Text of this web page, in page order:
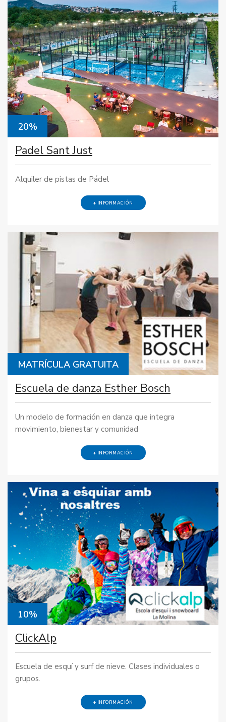
20%
Padel Sant Just
Alquiler de pistas de Pádel
+ INFORMACIÓN
MATRÍCULA GRATUITA
Escuela de danza Esther Bosch
Un modelo de formación en danza que integra
movimiento, bienestar y comunidad
+ INFORMACIÓN
10%
ClickAlp
Escuela de esquí y surf de nieve. Clases individuales o
grupos.
+ INFORMACIÓN